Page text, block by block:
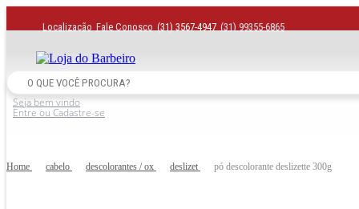
Localização Fale Conosco (31) 3567-4947 (31) 99355-6865
Seja bem vindo
Entre ou Cadastre-se
Home cabelo descolorantes / ox deslizet pó descolorante deslizette 300g